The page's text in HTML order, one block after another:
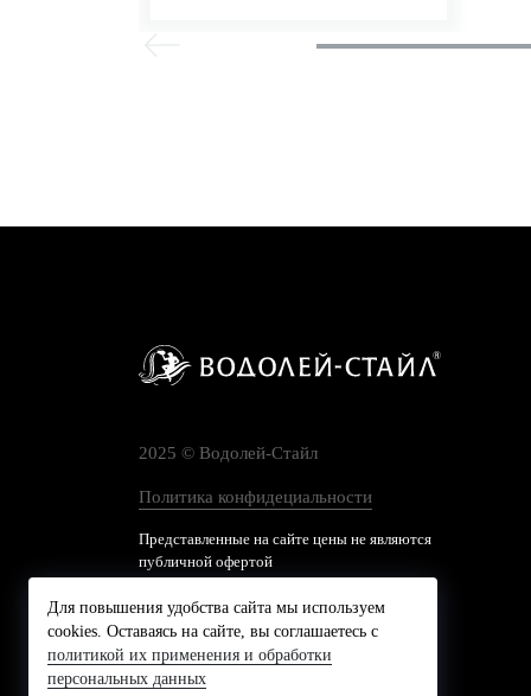
2025 © Водолей-Cтайл
Политика конфидециальности
Представленные на сайте цены не являются
публичной офертой
Для повышения удобства сайта мы используем
cookies. Оставаясь на сайте, вы соглашаетесь с
политикой их применения и обработки
персональных данных